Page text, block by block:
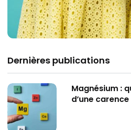
Dernières publications
Magnésium :
d’une carence